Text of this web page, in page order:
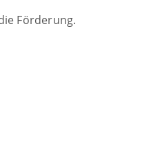
Förderung.